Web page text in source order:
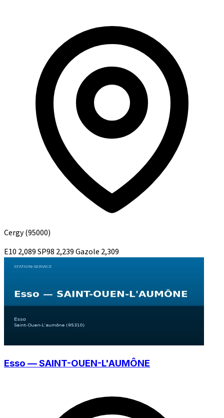
Cergy(95000)
E10 2,089SP98 2,239Gazole 2,309
Esso — SAINT-OUEN-L'AUMÔNE